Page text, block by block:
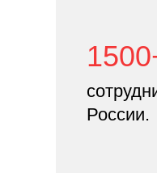
России.